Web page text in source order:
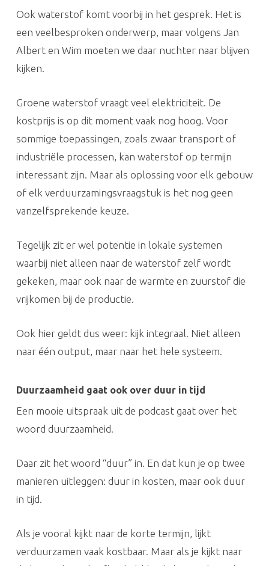
Ook waterstof komt voorbij in het gesprek. Het is
een veelbesproken onderwerp, maar volgens Jan
Albert en Wim moeten we daar nuchter naar blijven
kijken.
Groene waterstof vraagt veel elektriciteit. De
kostprijs is op dit moment vaak nog hoog. Voor
sommige toepassingen, zoals zwaar transport of
industriële processen, kan waterstof op termijn
interessant zijn. Maar als oplossing voor elk gebouw
of elk verduurzamingsvraagstuk is het nog geen
vanzelfsprekende keuze.
Tegelijk zit er wel potentie in lokale systemen
waarbij niet alleen naar de waterstof zelf wordt
gekeken, maar ook naar de warmte en zuurstof die
vrijkomen bij de productie.
Ook hier geldt dus weer: kijk integraal. Niet alleen
naar één output, maar naar het hele systeem.
Duurzaamheid gaat ook over duur in tijd
Een mooie uitspraak uit de podcast gaat over het
woord duurzaamheid.
Daar zit het woord “duur” in. En dat kun je op twee
manieren uitleggen: duur in kosten, maar ook duur
in tijd.
Als je vooral kijkt naar de korte termijn, lijkt
verduurzamen vaak kostbaar. Maar als je kijkt naar